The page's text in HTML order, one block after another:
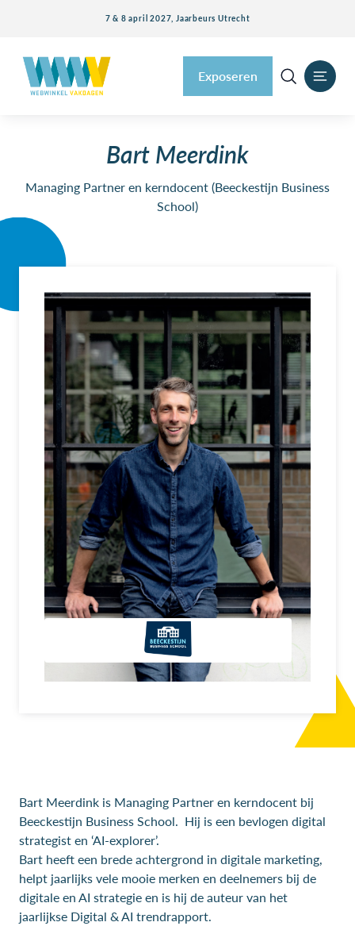
7 & 8 april 2027, Jaarbeurs Utrecht
Exposeren
Bart Meerdink
Managing Partner en kerndocent (Beeckestijn Business
School)
Bart Meerdink is Managing Partner en kerndocent bij
Beeckestijn Business School. Hij is een bevlogen digital
strategist en ‘AI-explorer’.
Bart heeft een brede achtergrond in digitale marketing,
helpt jaarlijks vele mooie merken en deelnemers bij de
digitale en AI strategie en is hij de auteur van het
jaarlijkse Digital & AI trendrapport.